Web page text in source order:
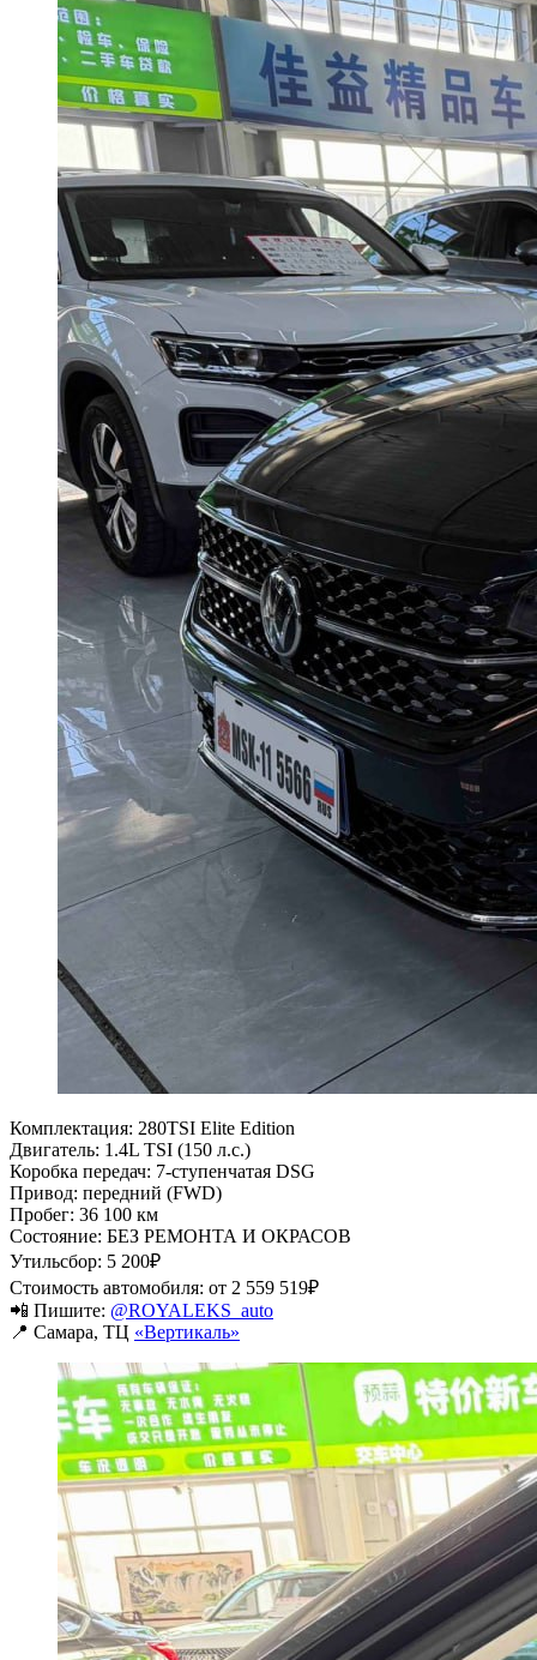
Комплектация: 280TSI Elite Edition
Двигатель: 1.4L TSI (150 л.с.)
Коробка передач: 7-ступенчатая DSG
Привод: передний (FWD)
Пробег: 36 100 км
Состояние: БЕЗ РЕМОНТА И ОКРАСОВ
Утильсбор: 5 200₽
Стоимость автомобиля: от 2 559 519₽
📲 Пишите: @ROYALEKS_auto
📍 Самара, ТЦ «Вертикаль»